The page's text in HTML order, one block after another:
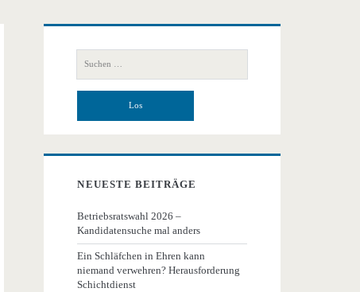
Primäre
Seitenleiste
nach:
NEUESTE BEITRÄGE
Betriebsratswahl 2026 –
Kandidatensuche mal anders
Ein Schläfchen in Ehren kann
niemand verwehren? Herausforderung
Schichtdienst